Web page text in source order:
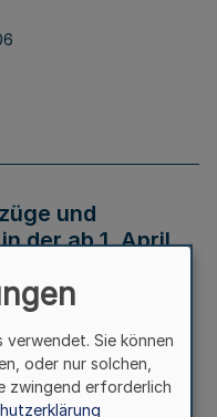
und
der ab 1. April
Sie können
oder nur solchen,
zwingend erforderlich